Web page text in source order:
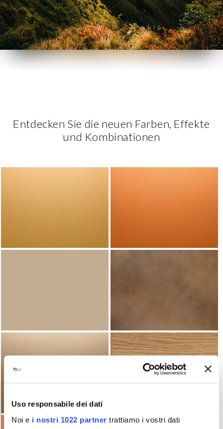
Uso responsabile dei dati
Noi e i nostri 1022 partner trattiamo i vostri dati
Entdecken Sie die neuen Farben, Effekte
und Kombinationen